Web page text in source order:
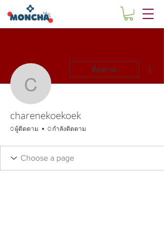
charenekoekoek
ติดตาม
charenekoekoek
0 ผู้ติดตาม 0 กำลังติดตาม